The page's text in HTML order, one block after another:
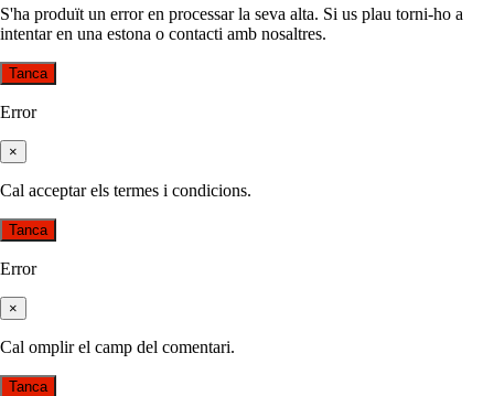
S'ha produït un error en processar la seva alta. Si us plau torni-ho a
intentar en una estona o contacti amb nosaltres.
Tanca
Error
×
Cal acceptar els termes i condicions.
Tanca
Error
×
Cal omplir el camp del comentari.
Tanca